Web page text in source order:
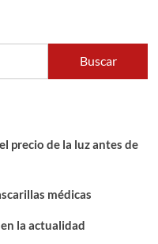
Buscar
precio de la luz antes de
médicas
la actualidad